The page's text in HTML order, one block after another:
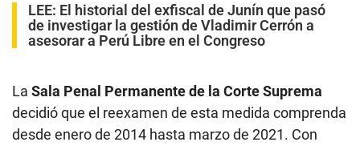
LEE: El historial del exfiscal de Junín que pasó
de investigar la gestión de Vladimir Cerrón a
asesorar a Perú Libre en el Congreso
La Sala Penal Permanente de la Corte Suprema
decidió que el reexamen de esta medida comprenda
desde enero de 2014 hasta marzo de 2021. Con